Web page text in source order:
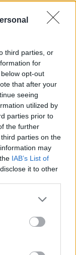
third parties, or
for
opt-out
that after your
seeing
utilized by
parties prior to
the further
parties on the
may
IAB’s List of
it to other
or more Google
may click to
party tags to
in below Google